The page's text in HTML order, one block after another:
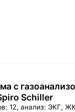
с
Schiller
12, анализ: ЭКГ,